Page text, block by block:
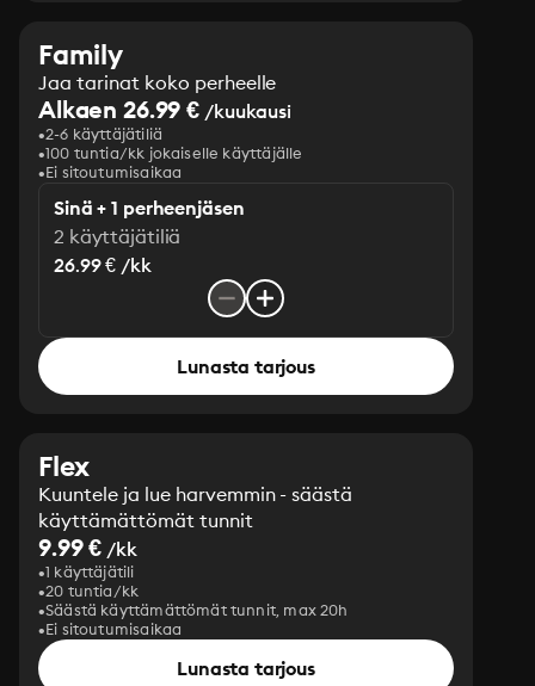
Family
Jaa tarinat koko perheelle
Alkaen 26.99 € /kuukausi
2-6 käyttäjätiliä
100 tuntia/kk jokaiselle käyttäjälle
Ei sitoutumisaikaa
Sinä + 1 perheenjäsen
2 käyttäjätiliä
26.99 € /kk
Lunasta tarjous
Flex
Kuuntele ja lue harvemmin - säästä
käyttämättömät tunnit
9.99 € /kk
1 käyttäjätili
20 tuntia/kk
Säästä käyttämättömät tunnit, max 20h
Ei sitoutumisaikaa
Lunasta tarjous